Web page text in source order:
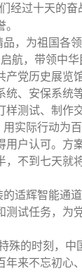
经过十天的
为祖国各
航，带领中
党历史展览
、安保系
测试、制作
际行动为
户认可。
不到七天
辉智能通
试任务，
的时刻，中
来不忘初